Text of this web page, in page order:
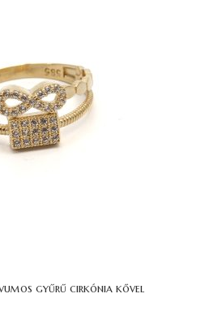
gyűrű cirkónia kővel